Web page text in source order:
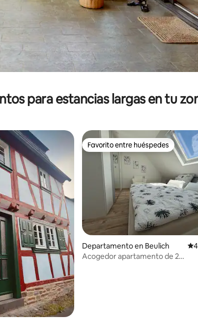
para estancias largas en tu
16 evaluaciones
Favorito entre huéspedes
Favorito entre huéspedes
Departamento en Beulich
Acogedor apartamento de 2